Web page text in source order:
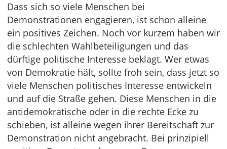
Dass sich so viele Menschen bei
Demonstrationen engagieren, ist schon alleine
ein positives Zeichen. Noch vor kurzem haben wir
die schlechten Wahlbeteiligungen und das
dürftige politische Interesse beklagt. Wer etwas
von Demokratie hält, sollte froh sein, dass jetzt so
viele Menschen politisches Interesse entwickeln
und auf die Straße gehen. Diese Menschen in die
antidemokratische oder in die rechte Ecke zu
schieben, ist alleine wegen ihrer Bereitschaft zur
Demonstration nicht angebracht. Bei prinzipiell